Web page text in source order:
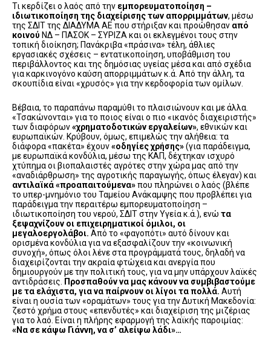
Τι κερδίζει ο λαός από την εμπορευματοποίηση –
ιδιωτικοποίηση της διαχείρισης των απορριμμάτων, μέσω
της ΣΔΙΤ της ΔΙΑΔΥΜΑ ΑΕ που στήριξαν και προώθησαν από
κοινού ΝΔ – ΠΑΣΟΚ – ΣΥΡΙΖΑ και οι εκλεγμένοι τους στην
τοπική διοίκηση; Πανάκριβα «πράσινα» τέλη, άθλιες
εργασιακές σχέσεις – εντατικοποίηση, υποβάθμιση του
περιβάλλοντος και της δημόσιας υγείας μέσα και από σχέδια
για καρκινογόνο καύση απορριμμάτων κ.ά. Από την άλλη, τα
σκουπίδια είναι «χρυσός» για την κερδοφορία των ομίλων.
Βέβαια, το παραπάνω παραμύθι το πλαισιώνουν και με άλλα.
«Τσακώνονται» για το ποιος είναι ο πιο «ικανός διαχειριστής»
των διαφόρων«χρηματοδοτικών εργαλείων», εθνικών και
ευρωπαϊκών. Κρύβουν, όμως, επιμελώς την αλήθεια: τα
διάφορα «πακέτα» έχουν«οδηγίες χρήσης»(για παράδειγμα,
με ευρωπαϊκά κονδύλια, μέσω της ΚΑΠ, δέχτηκαν ισχυρό
χτύπημα οι βιοπαλαιστές αγρότες στην χώρα μας από την
«αναδιάρθρωση» της αγροτικής παραγωγής, όπως έλεγαν) και
αντιλαϊκά «προαπαιτούμενα»που πληρώνει ο λαός (βλέπε
το υπερ-μνημόνιο του Ταμείου Ανάκαμψης που προβλέπει για
παράδειγμα την περαιτέρω εμπορευματοποίηση –
ιδιωτικοποίηση του νερού, ΣΔΙΤ στην Υγεία κ.ά.), ενώ τα
ξεψαχνίζουν οι επιχειρηματικοί όμιλοι, οι
μεγαλοεργολάβοι. Από το «φαγοπότι» αυτό δίνουν και
ορισμένα κονδύλια για να εξασφαλίζουν την «κοινωνική
συνοχή», όπως όλοι λένε στα προγράμματά τους, δηλαδή να
διαχειρίζονται την ακραία φτώχεια και ανεργία που
δημιουργούν με την πολιτική τους, για να μην υπάρχουν λαϊκές
αντιδράσεις. Προσπαθούν να μας κάνουν να συμβιβαστούμε
με τα ελάχιστα, για να παίρνουν οι λίγοι τα πολλά. Αυτή
είναι η ουσία των «οραμάτων» τους για την Δυτική Μακεδονία:
ζεστό χρήμα στους «επενδυτές» και διαχείριση της μιζέριας
για το λαό. Είναι η πλήρης εφαρμογή της λαϊκής παροιμίας:
«Να σε κάψω Γιάννη, να σ’ αλείψω λάδι»…